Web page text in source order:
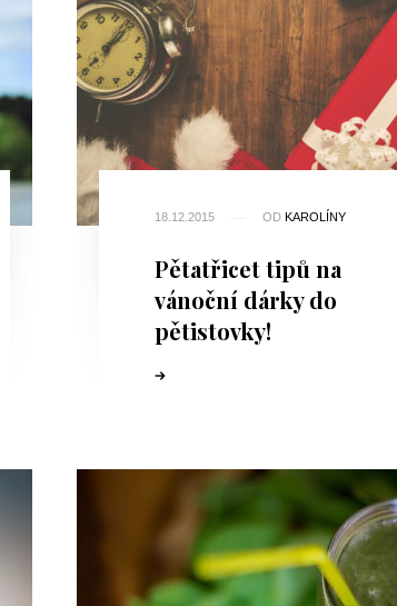
18.12.2015 OD KAROLÍNY
Pětatřicet tipů na
vánoční dárky do
pětistovky!